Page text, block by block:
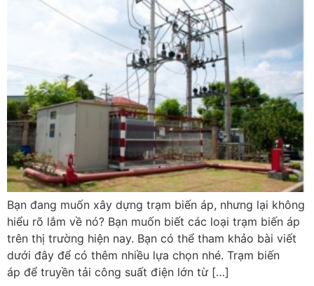
Bạn đang muốn xây dựng trạm biến áp, nhưng lại không
hiểu rõ lắm về nó? Bạn muốn biết các loại trạm biến áp
trên thị trường hiện nay. Bạn có thể tham khảo bài viết
dưới đây để có thêm nhiều lựa chọn nhé. Trạm biến
áp để truyền tải công suất điện lớn từ […]